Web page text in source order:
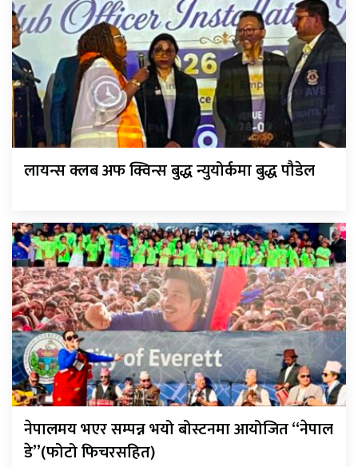
लायन्स क्लब अफ क्विन्स बुद्ध न्युयोर्कमा बुद्ध पौडेल
नेपालमय भएर सम्पन्न भयो बोस्टनमा आयोजित “नेपाल
डे”(फोटो फिचरसहित)